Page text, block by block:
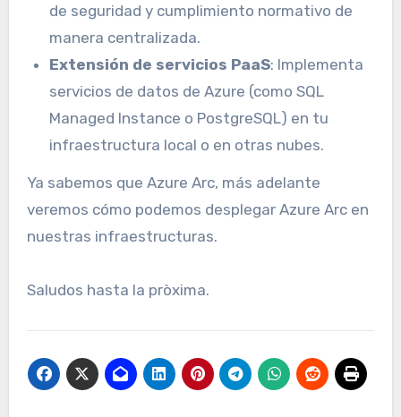
de seguridad y cumplimiento normativo de
manera centralizada.
Extensión de servicios PaaS: Implementa
servicios de datos de Azure (como SQL
Managed Instance o PostgreSQL) en tu
infraestructura local o en otras nubes.
Ya sabemos que Azure Arc, más adelante
veremos cómo podemos desplegar Azure Arc en
nuestras infraestructuras.
Saludos hasta la pròxima.